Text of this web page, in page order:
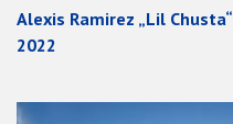
Alexis Ramirez „Lil
2022